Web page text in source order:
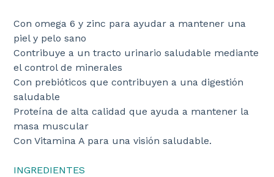
Con omega 6 y zinc para ayudar a mantener una
piel y pelo sano
Contribuye a un tracto urinario saludable mediante
el control de minerales
Con prebióticos que contribuyen a una digestión
saludable
Proteína de alta calidad que ayuda a mantener la
masa muscular
Con Vitamina A para una visión saludable.
INGREDIENTES